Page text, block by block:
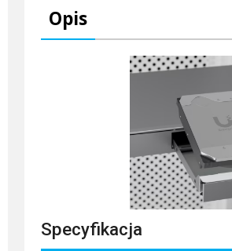
Opis
Specyfikacja